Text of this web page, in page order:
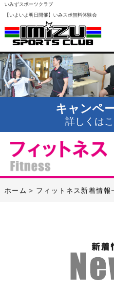
いみずスポーツクラブ
【いよいよ明日開催】いみスポ無料体験会
キャンペ
詳しくは
ホーム フィットネス新着情報